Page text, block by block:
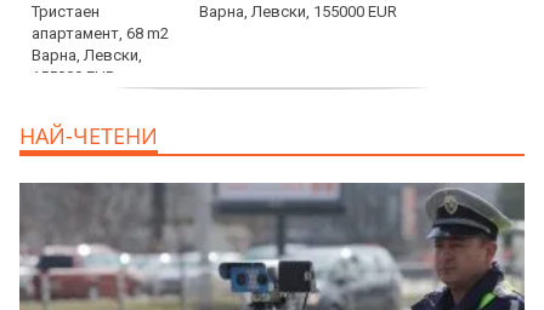
Варна, Левски, 155000 EUR
НАЙ-ЧЕТЕНИ